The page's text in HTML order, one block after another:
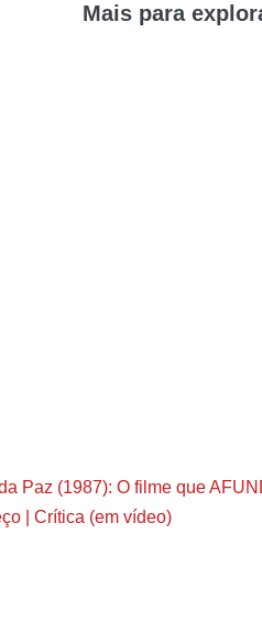
Mais para
Paz (1987): O filme que
| Crítica (em vídeo)